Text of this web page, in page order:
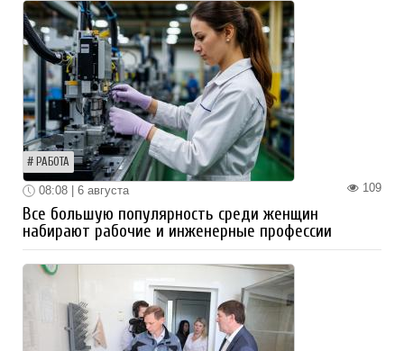
РАБОТА
109
08:08 | 6 августа
Все большую популярность среди женщин
набирают рабочие и инженерные профессии